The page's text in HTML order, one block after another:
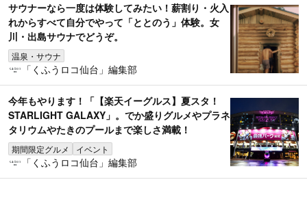
サウナーなら一度は体験してみたい！薪割り・火入
れからすべて自分でやって「ととのう」体験。女
川・出島サウナでどうぞ。
温泉・サウナ
「くふうロコ仙台」編集部
今年もやります！「【楽天イーグルス】夏スタ！
STARLIGHT GALAXY」。でか盛りグルメやプラネ
タリウムやたきのプールまで楽しさ満載！
期間限定グルメ イベント
「くふうロコ仙台」編集部